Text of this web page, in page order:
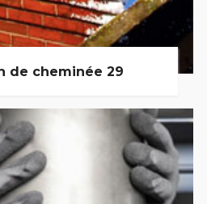
de cheminée 29